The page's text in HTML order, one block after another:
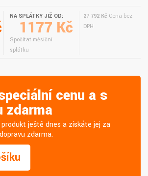
NA SPLÁTKY JIŽ OD:
1177 Kč
Spočítat měsíční
splátku
27 792 Kč Cena bez
DPH
cenu a s
zdarma
ještě dnes a získáte jej za
zdarma.